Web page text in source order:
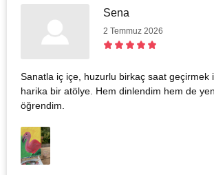
Sena
2 Temmuz 2026
Sanatla iç içe, huzurlu birkaç saat geçirmek
harika bir atölye. Hem dinlendim hem de
öğrendim.